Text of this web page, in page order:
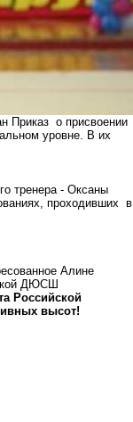
Приказ о присвоении
уровне. В их
тренера - Оксаны
проходивших в
Алине
ДЮСШ
Российской
высот!